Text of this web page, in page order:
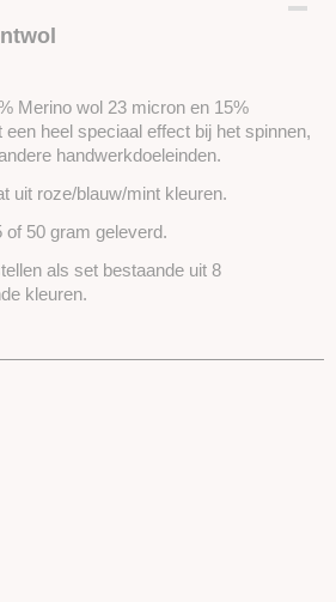
Merino wol 23 micron en 15%
heel speciaal effect bij het spinnen,
handwerkdoeleinden.
uit roze/blauw/mint kleuren.
of 50 gram geleverd.
als set bestaande uit 8
kleuren.